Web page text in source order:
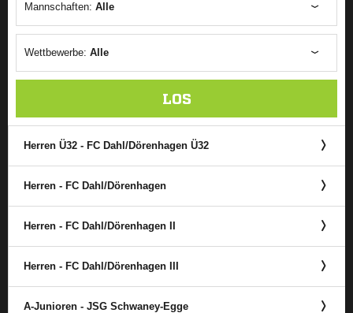
Mannschaften: Alle
Wettbewerbe: Alle
LOS
Herren Ü32 - FC Dahl/​Dörenhagen Ü32
Herren - FC Dahl/​Dörenhagen
Herren - FC Dahl/​Dörenhagen II
Herren - FC Dahl/​Dörenhagen III
A-Junioren - JSG Schwaney-Egge